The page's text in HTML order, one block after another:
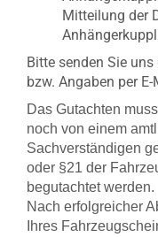
Mitteilung der
Bitte senden Sie
bzw. Angaben per
Das Gutachten
noch von einem
Sachverständigen
oder §21 der
begutachtet werden.
Nach erfolgreicher
Ihres